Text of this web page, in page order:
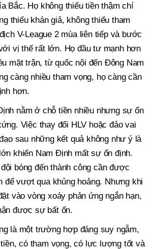
Bắc. Họ không thiếu tiền thậm chí
thiếu khán giả, không thiếu tham
V-League 2 mùa liên tiếp và bước
vị thế rất lớn. Họ đầu tư mạnh hơn
mặt trận, từ quốc nội đến Đông Nam
càng nhiều tham vọng, họ càng cần
hơn.
nằm ở chỗ tiền nhiều nhưng sự ổn
Việc thay đổi HLV hoặc đảo vai
sau những kết quả không như ý là
khiến Nam Định mất sự ổn định.
bóng đến thành công cần được
để vượt qua khủng hoảng. Nhưng khi
vào vòng xoáy phản ứng ngắn hạn,
được sự bất ổn.
là một trường hợp đáng suy ngẫm,
có tham vọng, có lực lượng tốt và